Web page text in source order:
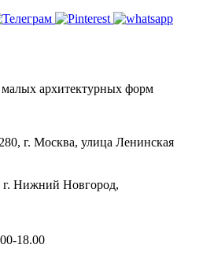
архитектурных форм
г. Москва, улица Ленинская
г. Нижний Новгород,
18.00